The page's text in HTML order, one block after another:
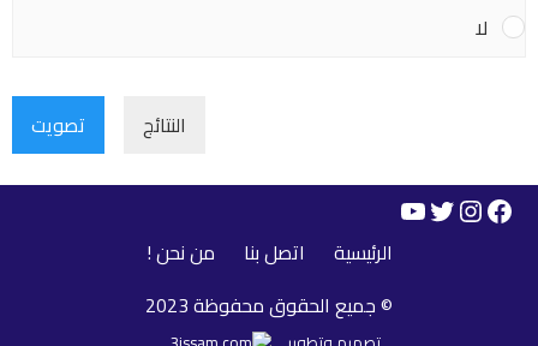
لا
النتائج تصويت
Facebook
Instagram
Twitter
YouTube
الرئيسية اتصل بنا
من نحن !
© جميع الحقوق محفوظة 2023